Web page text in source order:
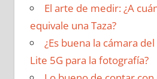
El arte de medir: ¿A
equivale una Taza?
¿Es buena la cámara
Lite 5G para la fotografía?